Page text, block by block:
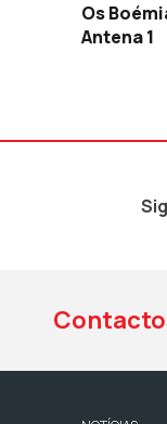
Os
Antena 1